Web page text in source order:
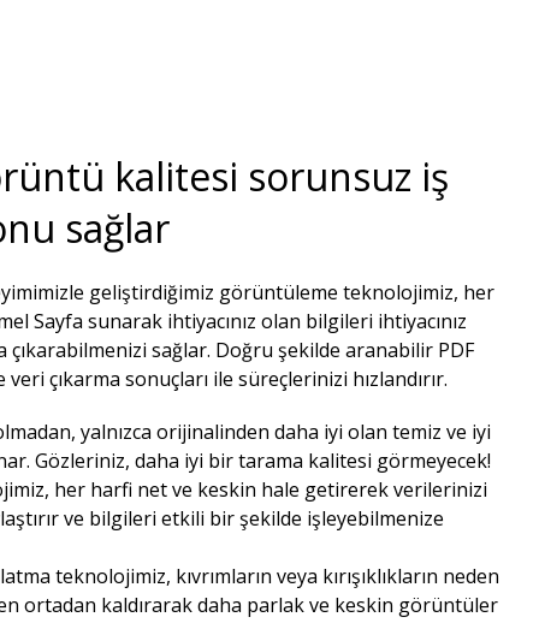
kalitesi sorunsuz iş
sağlar​
geliştirdiğimiz görüntüleme teknolojimiz, her
Sayfa sunarak ihtiyacınız olan bilgileri ihtiyacınız
çıkarabilmenizi sağlar. Doğru şekilde aranabilir PDF
çıkarma sonuçları ile süreçlerinizi hızlandırır.​
yalnızca orijinalinden daha iyi olan temiz ve iyi
Gözleriniz, daha iyi bir tarama kalitesi görmeyecek!​
her harfi net ve keskin hale getirerek verilerinizi
ve bilgileri etkili bir şekilde işleyebilmenize
teknolojimiz, kıvrımların veya kırışıklıkların neden
ortadan kaldırarak daha parlak ve keskin görüntüler